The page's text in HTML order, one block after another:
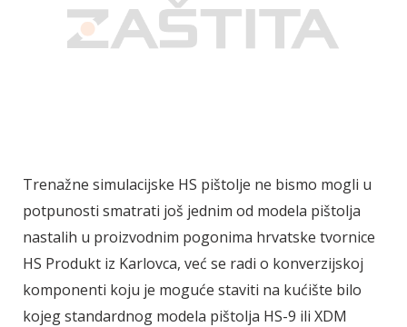
Trenažne simulacijske HS pištolje ne bismo mogli u
potpunosti smatrati još jednim od modela pištolja
nastalih u proizvodnim pogonima hrvatske tvornice
HS Produkt iz Karlovca, već se radi o konverzijskoj
komponenti koju je moguće staviti na kućište bilo
kojeg standardnog modela pištolja HS-9 ili XDM